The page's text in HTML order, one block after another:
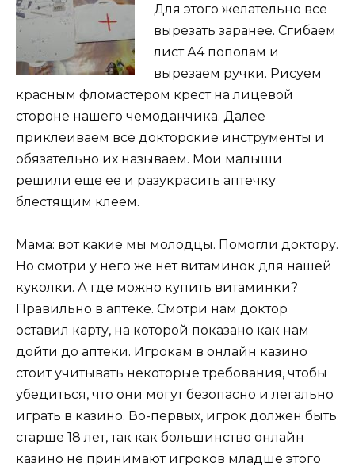
Для этого желательно все
вырезать заранее. Сгибаем
лист А4 пополам и
вырезаем ручки. Рисуем
красным фломастером крест на лицевой
стороне нашего чемоданчика. Далее
приклеиваем все докторские инструменты и
обязательно их называем. Мои малыши
решили еще ее и разукрасить аптечку
блестящим клеем.
Мама: вот какие мы молодцы. Помогли доктору.
Но смотри у него же нет витаминок для нашей
куколки. А где можно купить витаминки?
Правильно в аптеке. Смотри нам доктор
оставил карту, на которой показано как нам
дойти до аптеки. Игрокам в онлайн казино
стоит учитывать некоторые требования, чтобы
убедиться, что они могут безопасно и легально
играть в казино. Во-первых, игрок должен быть
старше 18 лет, так как большинство онлайн
казино не принимают игроков младше этого